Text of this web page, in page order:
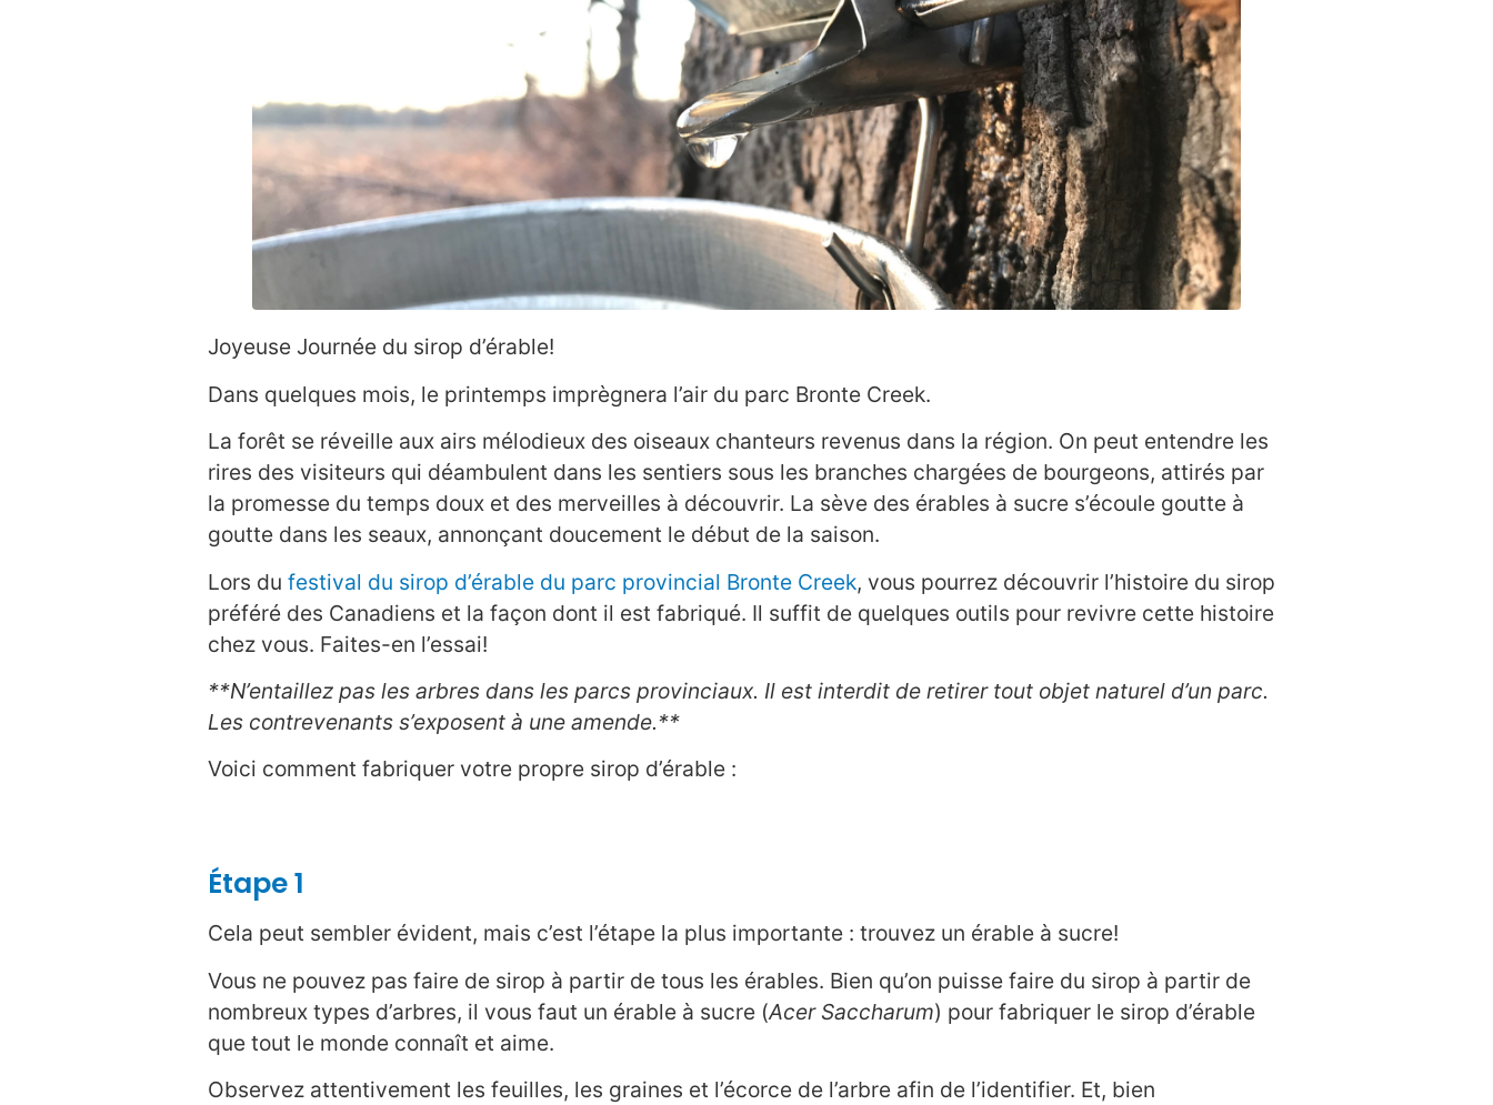
Joyeuse Journée du sirop d’érable!
Dans quelques mois, le printemps imprègnera l’air du parc Bronte Creek.
La forêt se réveille aux airs mélodieux des oiseaux chanteurs revenus dans la région. On peut entendre les
rires des visiteurs qui déambulent dans les sentiers sous les branches chargées de bourgeons, attirés par
la promesse du temps doux et des merveilles à découvrir. La sève des érables à sucre s’écoule goutte à
goutte dans les seaux, annonçant doucement le début de la saison.
Lors du festival du sirop d’érable du parc provincial Bronte Creek, vous pourrez découvrir l’histoire du sirop
préféré des Canadiens et la façon dont il est fabriqué. Il suffit de quelques outils pour revivre cette histoire
chez vous. Faites-en l’essai!
**N’entaillez pas les arbres dans les parcs provinciaux. Il est interdit de retirer tout objet naturel d’un parc.
Les contrevenants s’exposent à une amende.**
Voici comment fabriquer votre propre sirop d’érable :
Étape 1
Cela peut sembler évident, mais c’est l’étape la plus importante : trouvez un érable à sucre!
Vous ne pouvez pas faire de sirop à partir de tous les érables. Bien qu’on puisse faire du sirop à partir de
nombreux types d’arbres, il vous faut un érable à sucre (Acer Saccharum) pour fabriquer le sirop d’érable
que tout le monde connaît et aime.
Observez attentivement les feuilles, les graines et l’écorce de l’arbre afin de l’identifier. Et, bien